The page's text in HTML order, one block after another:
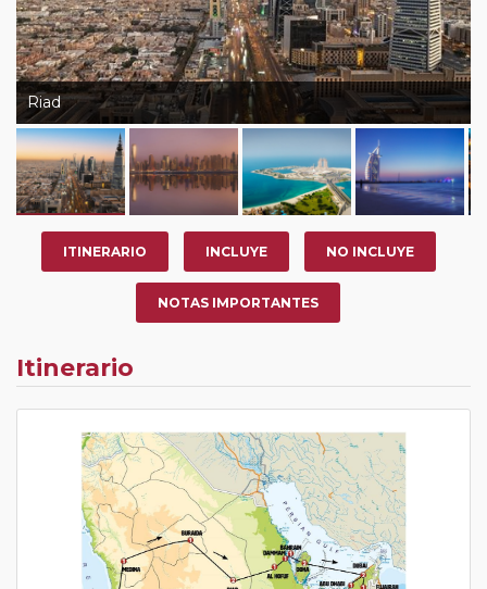
Riad
ITINERARIO INCLUYE NO INCLUYE
NOTAS IMPORTANTES
Itinerario